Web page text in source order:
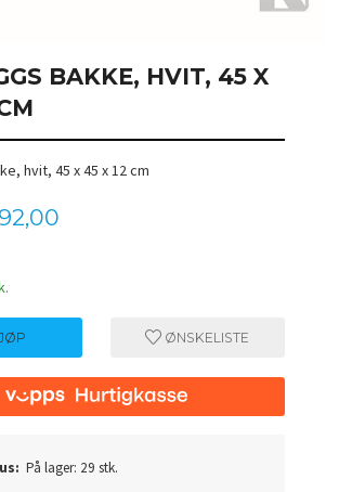
BAKKE, HVIT, 45 X
hvit, 45 x 45 x 12 cm
ØNSKELISTE
På lager: 29 stk.